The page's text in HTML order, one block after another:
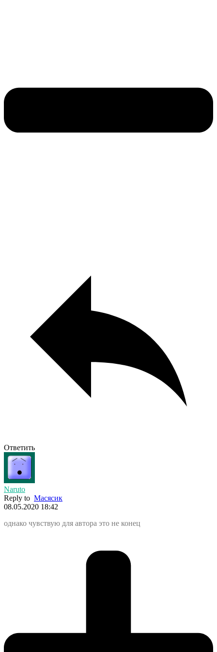
Ответить
Naruto
Reply to Масясик
08.05.2020 18:42
однако чувствую для автора это не конец